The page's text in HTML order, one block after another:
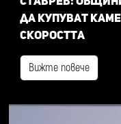
да купуват
скоростта
Вижте повече